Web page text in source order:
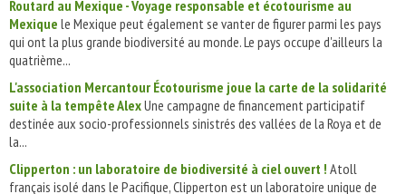
Routard au Mexique - Voyage responsable et écotourisme au
Mexique le Mexique peut également se vanter de figurer parmi les pays
qui ont la plus grande biodiversité au monde. Le pays occupe d'ailleurs la
quatrième...
L'association Mercantour Écotourisme joue la carte de la solidarité
suite à la tempête AlexUne campagne de financement participatif
destinée aux socio-professionnels sinistrés des vallées de la Roya et de
la...
Clipperton : un laboratoire de biodiversité à ciel ouvert ! Atoll
français isolé dans le Pacifique, Clipperton est un laboratoire unique de